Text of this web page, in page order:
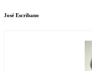
José Escribano